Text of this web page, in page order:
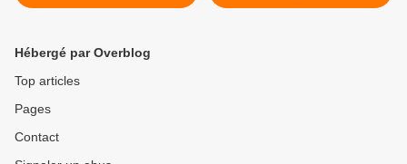
Hébergé par Overblog
Top articles
Pages
Contact